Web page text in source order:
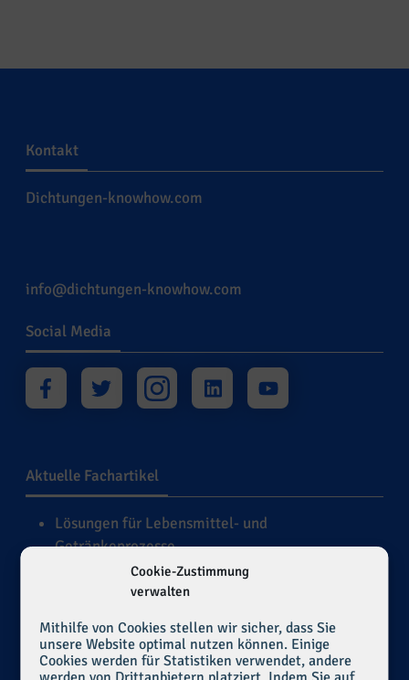
Cookie-Zustimmung
verwalten
Mithilfe von Cookies stellen wir sicher, dass Sie
unsere Website optimal nutzen können. Einige
Cookies werden für Statistiken verwendet, andere
Kontakt
Dichtungen-knowhow.com
info@dichtungen-knowhow.com
Social Media
Aktuelle Fachartikel
Lösungen für Lebensmittel- und
Getränkeprozesse
Dichtungswerkstoffe für die Bergbau-,
mineralverarbeitende und Zementindustrie
luftigen Höhen
Konformität und Leistung